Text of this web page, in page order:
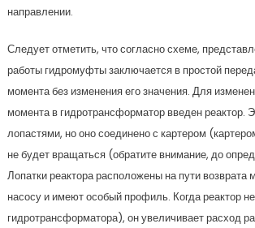
направлении.
Следует отметить, что согласно схеме,
работы гидромуфты заключается в простой
момента без изменения его значения. Для
момента в гидротрансформатор введен реактор.
лопастями, но оно соединено с картером
не будет вращаться (обратите внимание, до
Лопатки реактора расположены на пути возврата
насосу и имеют особый профиль. Когда реактор
гидротрансформатора), он увеличивает расход